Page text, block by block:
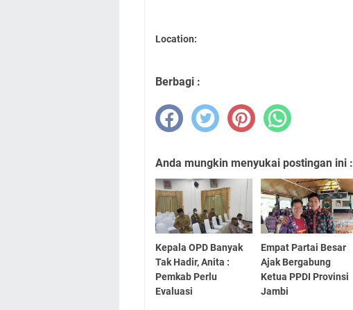
Location:
Berbagi :
Anda mungkin menyukai postingan ini :
Kepala OPD Banyak
Tak Hadir, Anita :
Pemkab Perlu
Evaluasi
Empat Partai Besar
Ajak Bergabung
Ketua PPDI Provinsi
Jambi